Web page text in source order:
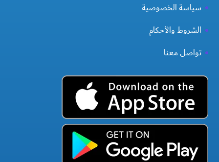
سياسة الخصوصية
الشروط والأحكام
تواصل معنا